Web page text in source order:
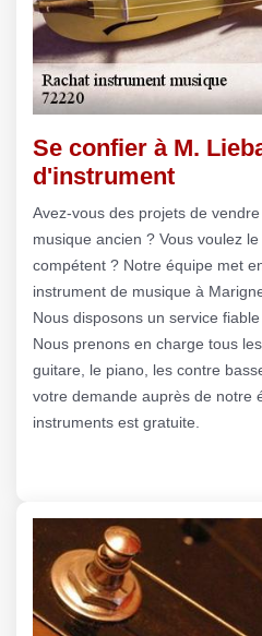
Se confier à M.
d'instrument
Avez-vous des projets de
musique ancien ? Vous voulez
compétent ? Notre équipe met
instrument de musique à
Nous disposons un service
Nous prenons en charge tous
guitare, le piano, les contre
votre demande auprès de notre
instruments est gratuite.